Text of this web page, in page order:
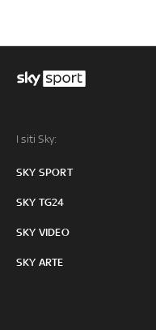
I siti Sky:
SKY SPORT
SKY TG24
SKY VIDEO
SKY ARTE